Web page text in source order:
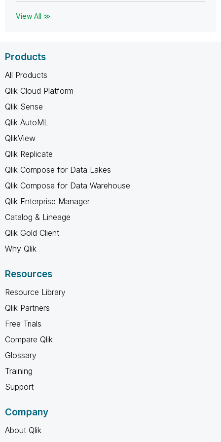
View All ≫
Products
All Products
Qlik Cloud Platform
Qlik Sense
Qlik AutoML
QlikView
Qlik Replicate
Qlik Compose for Data Lakes
Qlik Compose for Data Warehouse
Qlik Enterprise Manager
Catalog & Lineage
Qlik Gold Client
Why Qlik
Resources
Resource Library
Qlik Partners
Free Trials
Compare Qlik
Glossary
Training
Support
Company
About Qlik